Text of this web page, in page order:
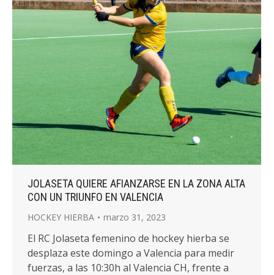
JOLASETA QUIERE AFIANZARSE EN LA ZONA ALTA
CON UN TRIUNFO EN VALENCIA
HOCKEY HIERBA marzo 31, 2023
El RC Jolaseta femenino de hockey hierba se
desplaza este domingo a Valencia para medir
fuerzas, a las 10:30h al Valencia CH, frente a